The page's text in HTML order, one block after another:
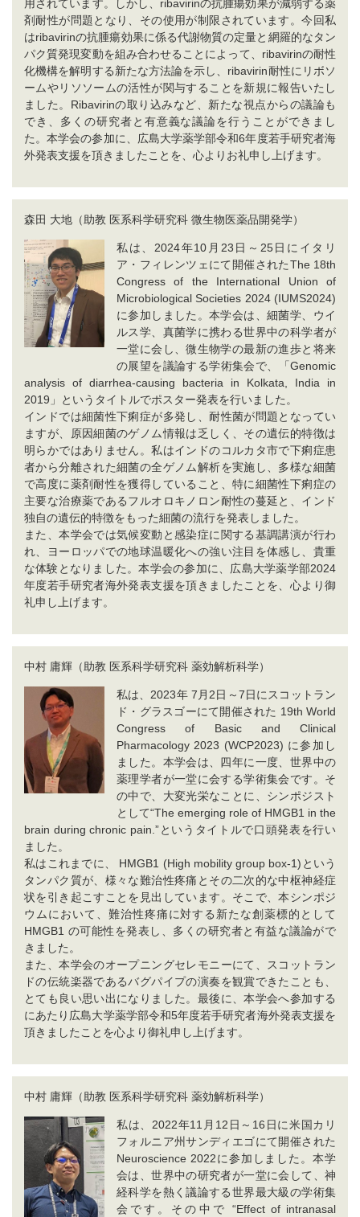
用されています。しかし、ribavirinの抗腫瘍効果が減弱する薬
剤耐性が問題となり、その使用が制限されています。今回私
はribavirinの抗腫瘍効果に係る代謝物質の定量と網羅的なタン
パク質発現変動を組み合わせることによって、ribavirinの耐性
化機構を解明する新たな方法論を示し、ribavirin耐性にリボソ
ームやリソソームの活性が関与することを新規に報告いたし
ました。Ribavirinの取り込みなど、新たな視点からの議論も
でき、多くの研究者と有意義な議論を行うことができまし
た。本学会の参加に、広島大学薬学部令和6年度若手研究者海
外発表支援を頂きましたことを、心よりお礼申し上げます。
森田 大地（助教 医系科学研究科 微生物医薬品開発学）
私は、2024年10月23日～25日にイタリ
ア・フィレンツェにて開催されたThe 18th
Congress of the International Union of
Microbiological Societies 2024 (IUMS2024)
に参加しました。本学会は、細菌学、ウイ
ルス学、真菌学に携わる世界中の科学者が
一堂に会し、微生物学の最新の進歩と将来
の展望を議論する学術集会で、「Genomic
analysis of diarrhea-causing bacteria in Kolkata, India in
2019」というタイトルでポスター発表を行いました。
インドでは細菌性下痢症が多発し、耐性菌が問題となってい
ますが、原因細菌のゲノム情報は乏しく、その遺伝的特徴は
明らかではありません。私はインドのコルカタ市で下痢症患
者から分離された細菌の全ゲノム解析を実施し、多様な細菌
で高度に薬剤耐性を獲得していること、特に細菌性下痢症の
主要な治療薬であるフルオロキノロン耐性の蔓延と、インド
独自の遺伝的特徴をもった細菌の流行を発表しました。
また、本学会では気候変動と感染症に関する基調講演が行わ
れ、ヨーロッパでの地球温暖化への強い注目を体感し、貴重
な体験となりました。本学会の参加に、広島大学薬学部2024
年度若手研究者海外発表支援を頂きましたことを、心より御
礼申し上げます。
中村 庸輝（助教 医系科学研究科 薬効解析科学）
私は、2023年 7月2日～7日にスコットラン
ド・グラスゴーにて開催された 19th World
Congress of Basic and Clinical
Pharmacology 2023 (WCP2023) に参加し
ました。本学会は、四年に一度、世界中の
薬理学者が一堂に会する学術集会です。そ
の中で、大変光栄なことに、シンポジスト
として“The emerging role of HMGB1 in the
brain during chronic pain.”というタイトルで口頭発表を行い
ました。
私はこれまでに、 HMGB1 (High mobility group box-1)という
タンパク質が、様々な難治性疼痛とその二次的な中枢神経症
状を引き起こすことを見出しています。そこで、本シンポジ
ウムにおいて、難治性疼痛に対する新たな創薬標的として
HMGB1 の可能性を発表し、多くの研究者と有益な議論がで
きました。
また、本学会のオープニングセレモニーにて、スコットラン
ドの伝統楽器であるバグパイプの演奏を観賞できたことも、
とても良い思い出になりました。最後に、本学会へ参加する
にあたり広島大学薬学部令和5年度若手研究者海外発表支援を
頂きましたことを心より御礼申し上げます。
中村 庸輝（助教 医系科学研究科 薬効解析科学）
私は、2022年11月12日～16日に米国カリ
フォルニア州サンディエゴにて開催された
Neuroscience 2022に参加しました。本学
会は、世界中の研究者が一堂に会して、神
経科学を熱く議論する世界最大級の学術集
会です。その中で “Effect of intranasal